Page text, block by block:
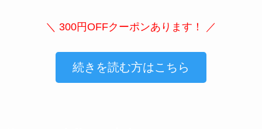
＼ 300円OFFクーポンあります！ ／
続きを読む方はこちら